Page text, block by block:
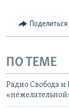
Поделиться
ПО ТЕМЕ
Радио Свобода